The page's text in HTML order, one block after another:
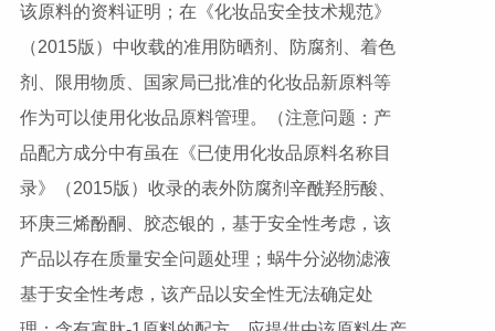
该原料的资料证明；在《化妆品安全技术规范》
（2015版）中收载的准用防晒剂、防腐剂、着色
剂、限用物质、国家局已批准的化妆品新原料等
作为可以使用化妆品原料管理。（注意问题：产
品配方成分中有虽在《已使用化妆品原料名称目
录》（2015版）收录的表外防腐剂辛酰羟肟酸、
环庚三烯酚酮、胶态银的，基于安全性考虑，该
产品以存在质量安全问题处理；蜗牛分泌物滤液
基于安全性考虑，该产品以安全性无法确定处